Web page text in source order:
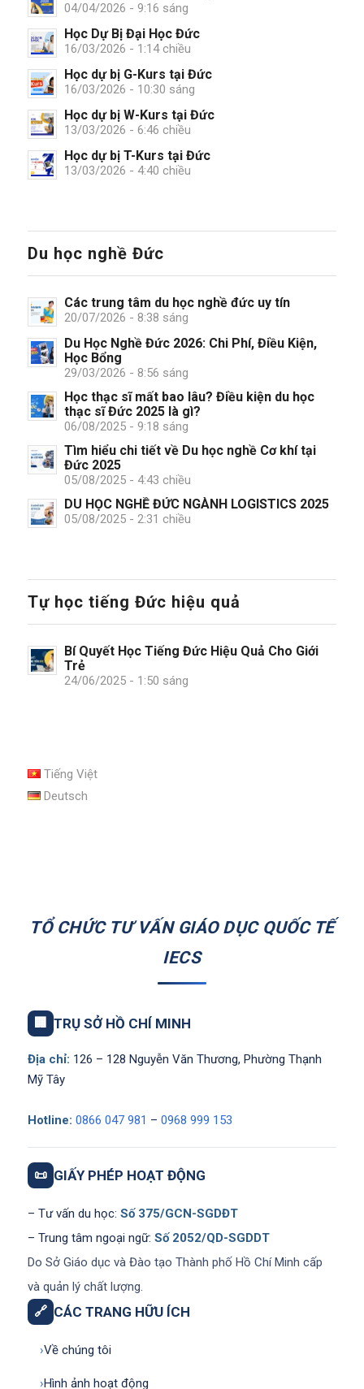
04/04/2026 - 9:16 sáng
Học Dự Bị Đại Học Đức
16/03/2026 - 1:14 chiều
Học dự bị G-Kurs tại Đức
16/03/2026 - 10:30 sáng
Học dự bị W-Kurs tại Đức
13/03/2026 - 6:46 chiều
Học dự bị T-Kurs tại Đức
13/03/2026 - 4:40 chiều
Du học nghề Đức
Các trung tâm du học nghề đức uy tín
20/07/2026 - 8:38 sáng
Du Học Nghề Đức 2026: Chi Phí, Điều Kiện,
Học Bổng
29/03/2026 - 8:56 sáng
Học thạc sĩ mất bao lâu? Điều kiện du học
thạc sĩ Đức 2025 là gì?
06/08/2025 - 9:18 sáng
Tìm hiểu chi tiết về Du học nghề Cơ khí tại
Đức 2025
05/08/2025 - 4:43 chiều
DU HỌC NGHỀ ĐỨC NGÀNH LOGISTICS 2025
05/08/2025 - 2:31 chiều
Tự học tiếng Đức hiệu quả
Bí Quyết Học Tiếng Đức Hiệu Quả Cho Giới
Trẻ
24/06/2025 - 1:50 sáng
Tiếng Việt
Deutsch
TỔ CHỨC TƯ VẤN GIÁO DỤC QUỐC TẾ
IECS
🏢 TRỤ SỞ HỒ CHÍ MINH
Địa chỉ: 126 – 128 Nguyễn Văn Thương, Phường Thạnh
Mỹ Tây
Hotline: 0866 047 981 – 0968 999 153
📜 GIẤY PHÉP HOẠT ĐỘNG
– Tư vấn du học: Số 375/GCN-SGDĐT
– Trung tâm ngoại ngữ: Số 2052/QD-SGDDT
Do Sở Giáo dục và Đào tạo Thành phố Hồ Chí Minh cấp
và quản lý chất lượng.
🔗 CÁC TRANG HỮU ÍCH
›Về chúng tôi
›Hình ảnh hoạt động